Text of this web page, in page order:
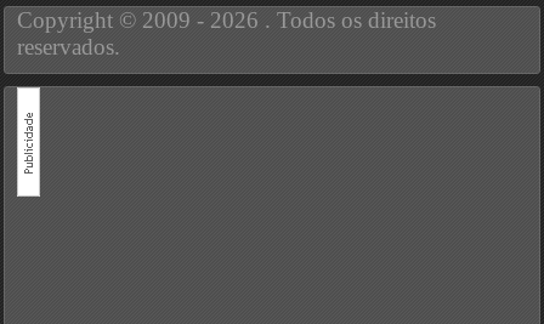
Copyright © 2009 - 2026 . Todos os direitos
reservados.